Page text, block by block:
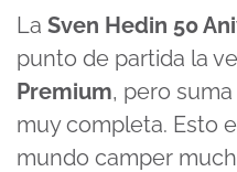
La Sven Hedin 50
punto de partida la
Premium, pero
muy completa. Esto
mundo camper